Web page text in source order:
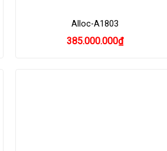
Alloc-A1803
385.000.000₫